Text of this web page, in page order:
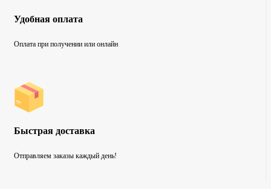
Удобная оплата
Оплата при получении или онлайн
Быстрая доставка
Отправляем заказы каждый день!